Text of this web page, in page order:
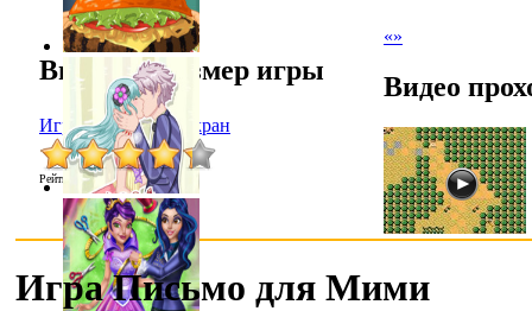
«»
Выбрать размер игры
Играть в полный экран
Рейтинг :4.3/ 24
Видео
Игра Письмо для Мими